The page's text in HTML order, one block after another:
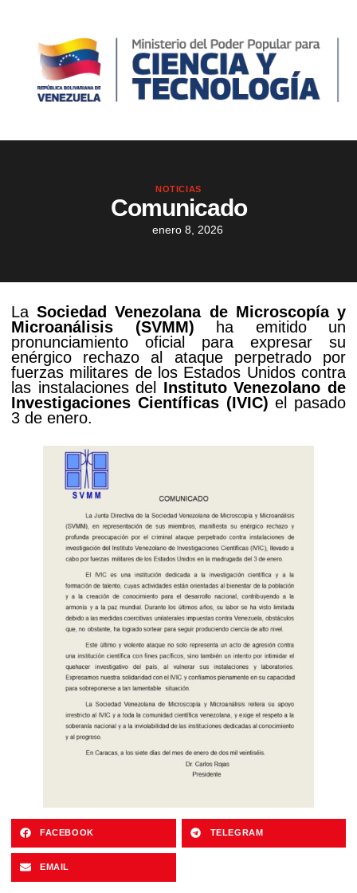
NOTICIAS
Comunicado
enero 8, 2026
LaSociedad Venezolana de Microscopía y
Microanálisis (SVMM) ha emitido un
pronunciamiento oficial para expresar su
enérgico rechazo al ataque perpetrado por
fuerzas militares de los Estados Unidos contra
las instalaciones del Instituto Venezolano de
Investigaciones Científicas (IVIC) el pasado
3 de enero.
FACEBOOK TELEGRAM
EMAIL